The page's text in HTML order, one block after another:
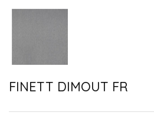
FINETT DIMOUT FR